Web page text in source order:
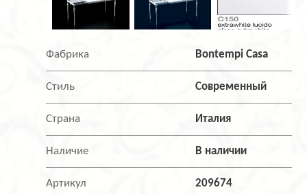
Фабрика Bontempi Casa
Стиль Современный
Страна Италия
Наличие В наличии
Артикул 209674